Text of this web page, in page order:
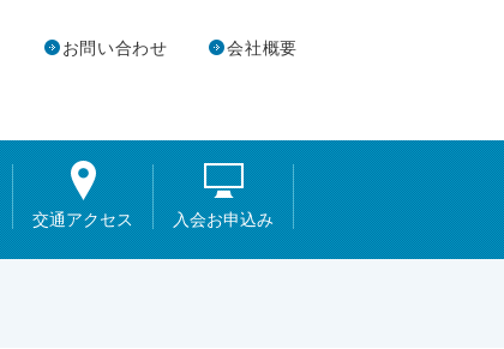
交通アクセス 入会お申込み
お問い合わせ 会社概要